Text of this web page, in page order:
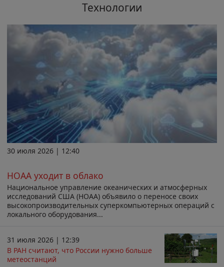
Технологии
30 июля 2026 | 12:40
НОАА уходит в облако
Национальное управление океанических и атмосферных
исследований США (НОАА) объявило о переносе своих
высокопроизводительных суперкомпьютерных операций с
локального оборудования...
31 июля 2026 | 12:39
В РАН считают, что России нужно больше
метеостанций